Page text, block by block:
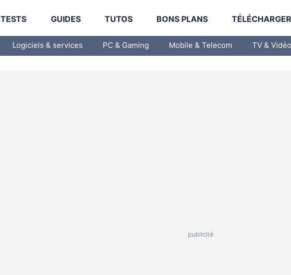
TESTS GUIDES TUTOS BONS PLANS
Logiciels & services PC & Gaming Mobile & Telecom TV & Vidéo